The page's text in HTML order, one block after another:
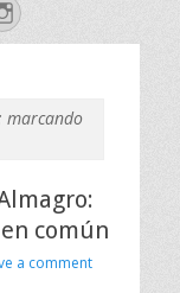
Instagram
marcando
común
a comment